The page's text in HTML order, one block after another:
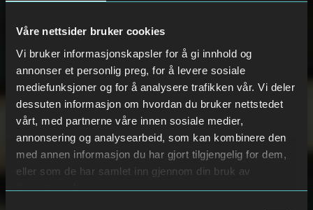
Våre nettsider bruker cookies
Vi bruker informasjonskapsler for å gi innhold og
annonser et personlig preg, for å levere sosiale
mediefunksjoner og for å analysere trafikken vår. Vi deler
dessuten informasjon om hvordan du bruker nettstedet
vårt, med partnerne våre innen sosiale medier,
annonsering og analysearbeid, som kan kombinere den
med annen informasjon du har gjort tilgjengelig for dem,
eller som de har samlet inn gjennom din bruk av
tjenestene deres.